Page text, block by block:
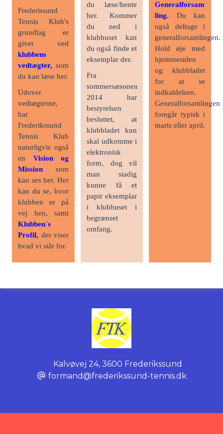
Frederissund
Tennis Klub's
grundlag er
givet ved
klubbens
vedtægter, som
du kan læse her.
Udover
vedtægterne,
har
Frederikssund
Tennis Klub
naturligvis også
en Vision og
Mission som
kan ses her. Her
kan du se, hvor
klubben er på
vej hen, samt
Klubben`s
Profil, der viser
hvad vi står for.
du læse/hente
her. Kommer
du ned i
klubhuset kan
du også finde et
eksemplar der.
Fra
sommersæsonen
2014 har
bestyrelsen
besluttet, at
klubbladet kun
skal udkomme i
elektronisk
form, dog vil
man stadig
kunne få et
papir eksemplar
i klubhuset i
begrænset
omfang.
Generalforsam
ling. Du kan
også deltage i
generalforsamlingen.
Hold øje med
hjemmesiden
og klubbladet
for at se
indkaldelsen.
Generalforsamlingen
foregår typisk i
marts eller april.
Kalvøvej 24, 3600 Frederikssund
formand@frederikssund-tennis.dk